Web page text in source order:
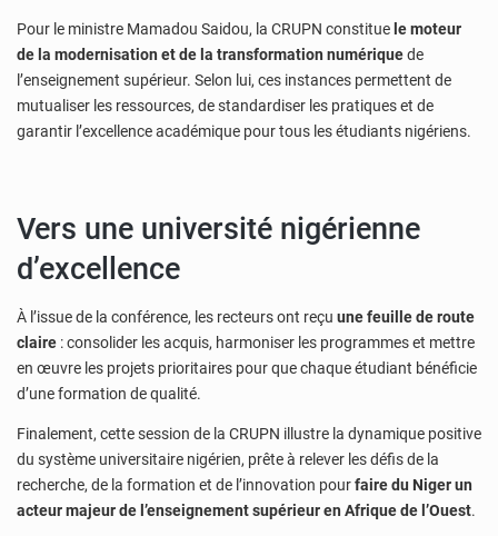
Pour le ministre Mamadou Saidou, la CRUPN constitue le moteur
de la modernisation et de la transformation numériquede
l’enseignement supérieur. Selon lui, ces instances permettent de
mutualiser les ressources, de standardiser les pratiques et de
garantir l’excellence académique pour tous les étudiants nigériens.
Vers une université nigérienne
d’excellence
À l’issue de la conférence, les recteurs ont reçu une feuille de route
claire : consolider les acquis, harmoniser les programmes et mettre
en œuvre les projets prioritaires pour que chaque étudiant bénéficie
d’une formation de qualité.
Finalement, cette session de la CRUPN illustre la dynamique positive
du système universitaire nigérien, prête à relever les défis de la
recherche, de la formation et de l’innovation pourfaire du Niger un
acteur majeur de l’enseignement supérieur en Afrique de l’Ouest.